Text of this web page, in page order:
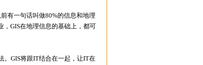
有一句话叫做80%的信息和地理
GIS在地理信息的基础上，都可
GIS将跟IT结合在一起，让IT在